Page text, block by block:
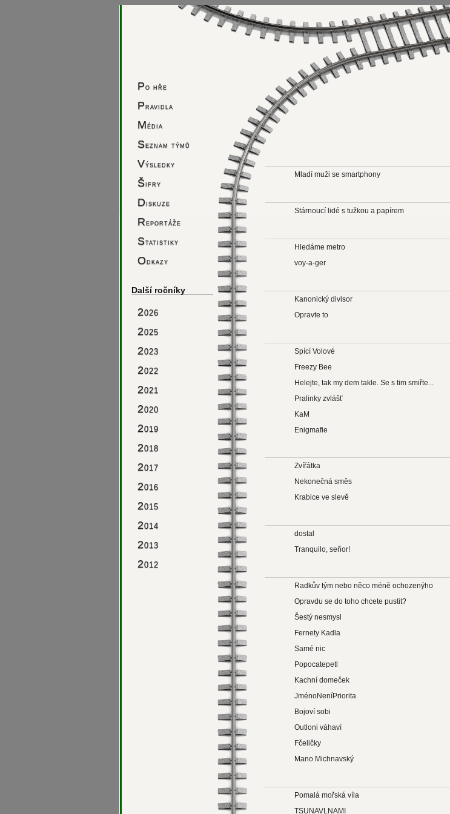
Po hře
Pravidla
Média
Seznam týmů
Výsledky
Šifry
Diskuze
Reportáže
Statistiky
Odkazy
Další ročníky
2026
2025
2023
2022
2021
2020
2019
2018
2017
2016
2015
2014
2013
2012
Mladí muži se smartphony
Stárnoucí lidé s tužkou a papírem
Hledáme metro
voy-a-ger
Kanonický divisor
Opravte to
Spící Volové
Freezy Bee
Helejte, tak my dem takle. Se s tim smiřte...
Pralinky zvlášť
KaM
Enigmafie
Zvířátka
Nekonečná směs
Krabice ve slevě
dostal
Tranquilo, señor!
Radkův tým nebo něco méně ochozenýho
Opravdu se do toho chcete pustit?
Šestý nesmysl
Fernety Kadla
Samé nic
Popocatepetl
Kachní domeček
JménoNeníPriorita
Bojoví sobi
Outloni váhaví
Fčeličky
Mano Michnavský
Pomalá mořská víla
TSUNAVLNAMI